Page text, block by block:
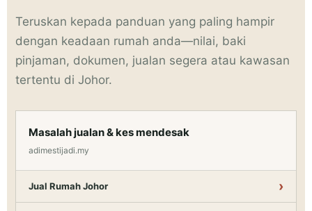
Teruskan kepada panduan yang paling hampir
dengan keadaan rumah anda—nilai, baki
pinjaman, dokumen, jualan segera atau kawasan
tertentu di Johor.
Masalah jualan & kes mendesak
adimestijadi.my
Jual Rumah Johor